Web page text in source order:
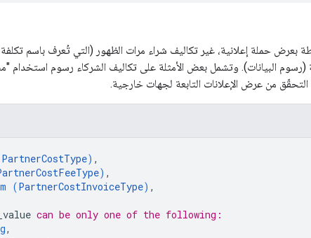
بعرض حملة إعلانية، غير تكاليف شراء مرات الظهور (التي تُعرف باسم
من عرض الإعلانات التابعة لجهات خارجية.
PartnerCostType) ,
) ,
(PartnerCostInvoiceType) ,
can be only one of the following:
,